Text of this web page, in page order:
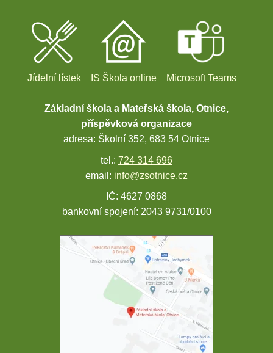
Jídelní lístek IS Škola online Microsoft Teams
Základní škola a Mateřská škola, Otnice,
příspěvková organizace
adresa: Školní 352, 683 54 Otnice
tel.: 724 314 696
email: info@zsotnice.cz
IČ: 4627 0868
bankovní spojení: 2043 9731/0100